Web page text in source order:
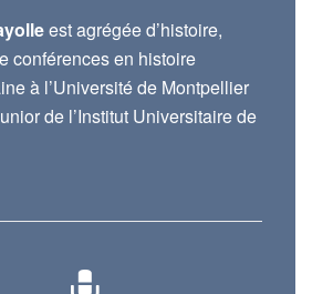
est agrégée d’histoire,
conférences en histoire
à l’Université de Montpellier
de l’Institut Universitaire de